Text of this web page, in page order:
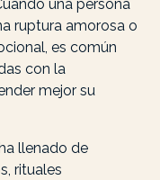
una persona
ruptura amorosa o
es común
con la
mejor su
llenado de
rituales